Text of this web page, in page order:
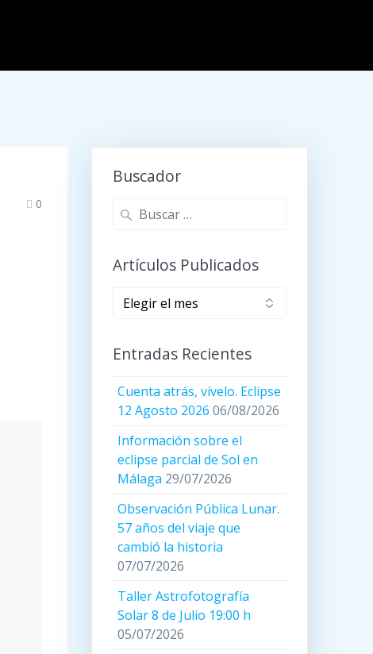
0
Buscador
Buscar:
Artículos Publicados
Artículos
publicados
Entradas Recientes
Cuenta atrás, vívelo. Eclipse
12 Agosto 2026 06/08/2026
Información sobre el
eclipse parcial de Sol en
Málaga 29/07/2026
Observación Pública Lunar.
57 años del viaje que
cambió la historia
07/07/2026
Taller Astrofotografía
Solar 8 de Julio 19:00 h
05/07/2026